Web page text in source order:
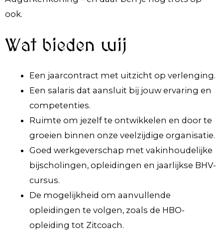
ook.
Wat bieden wij
Een jaarcontract met uitzicht op verlenging.
Een salaris dat aansluit bij jouw ervaring en
competenties.
Ruimte om jezelf te ontwikkelen en door te
groeien binnen onze veelzijdige organisatie.
Goed werkgeverschap met vakinhoudelijke
bijscholingen, opleidingen en jaarlijkse BHV-
cursus.
De mogelijkheid om aanvullende
opleidingen te volgen, zoals de HBO-
opleiding tot Zitcoach.